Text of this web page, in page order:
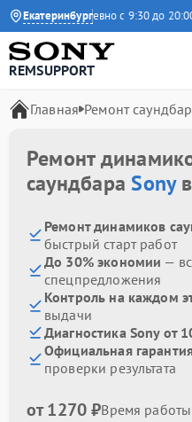
Екатеринбург
Ежедневно с 9:30 до 20:00
REMSUPPORT
Главная Ремонт
Ремонт
саундбараSonyв
Ремонт динамиков
быстрый старт работ
До 30% экономии —
спецпредложения
Контроль на каждом
выдачи
Диагностика Sony от
Официальная
проверки результата
от 1270 ₽Время